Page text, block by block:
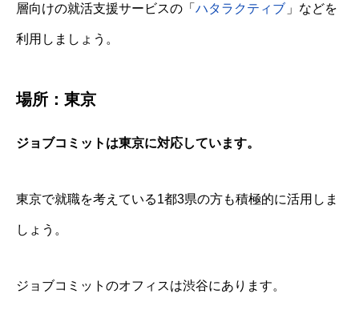
層向けの就活支援サービスの「 ハタラクティブ 」などを
利用しましょう。
場所：東京
ジョブコミットは東京に対応しています。
東京で就職を考えている1都3県の方も積極的に活用しま
しょう。
ジョブコミットのオフィスは渋谷にあります。